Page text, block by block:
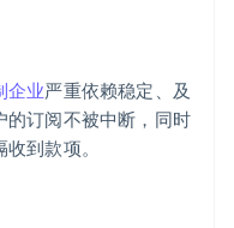
企业严重依赖稳定、及
的订阅不被中断，同时
到款项。